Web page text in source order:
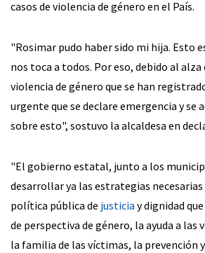
casos de violencia de género en el País.
"Rosimar pudo haber sido mi hija. Esto
nos toca a todos. Por eso, debido al alza
violencia de género que se han
urgente que se declare emergencia y se
sobre esto", sostuvo la alcaldesa en
"El gobierno estatal, junto a los
desarrollar ya las estrategias necesarias
política pública de justicia y dignidad
de perspectiva de género, la ayuda a las
la familia de las víctimas, la prevención